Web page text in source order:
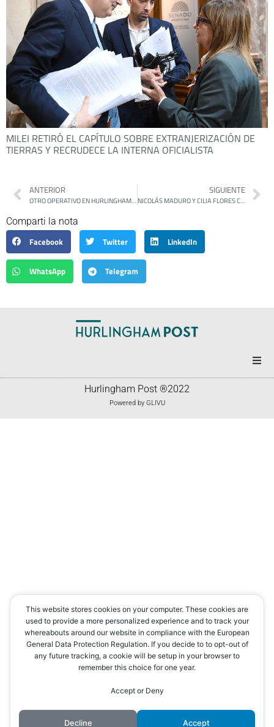
MILEI RETIRÓ EL CAPÍTULO SOBRE EXTRANJERIZACIÓN DE
TIERRAS Y RECRUDECE LA INTERNA OFICIALISTA
ANTERIOR
OTRO OPERATIVO EN HURLINGHAM CONTRA EL NARCOMENUDEO: DESARTICULAN UN BÚNKER DE DROGA EN WILLIAM MORRIS
SIGUIENTE
NICOLÁS MADURO Y CILIA FLORES COMPARECEN ANTE LA JUSTICIA DE NUEVA YORK TRAS SU SECUESTRO EN CARACAS
Comparti la nota
Facebook
Twitter LinkedIn
WhatsApp Telegram
Hurlingham Post ®2022
Powered by GLIVU
This website stores cookies on your computer. These cookies are
used to provide a more personalized experience and to track your
whereabouts around our website in compliance with the European
General Data Protection Regulation. If you decide to to opt-out of
any future tracking, a cookie will be setup in your browser to
remember this choice for one year.
Accept or Deny
Decline Accept